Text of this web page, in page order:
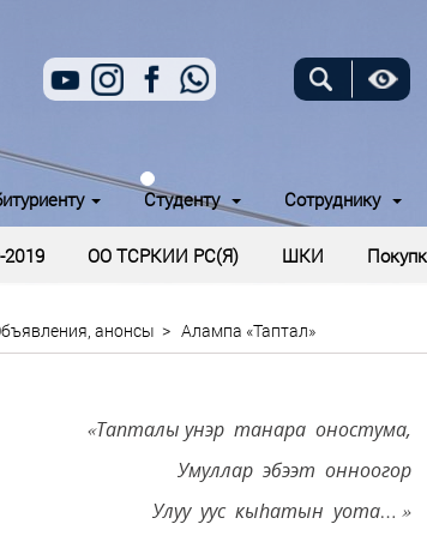
Студенту Сотруднику
2019 ОО ТСРКИИ РС(Я) ШКИ
анонсы > Алампа «Таптал»
«Тапталы унэр танара оностума,
Умуллар эбээт онноогор
Улуу уус кыhатын уота… »